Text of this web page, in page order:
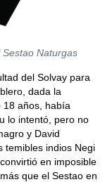
Naturgas
del Solvay para
dada la
18 años, había
lo intentó, pero no
y David
temibles indios Negi
en imposible
que el Sestao en